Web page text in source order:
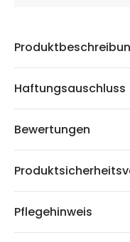
Haftungsauschluss
Bewertungen
Pflegehinweis